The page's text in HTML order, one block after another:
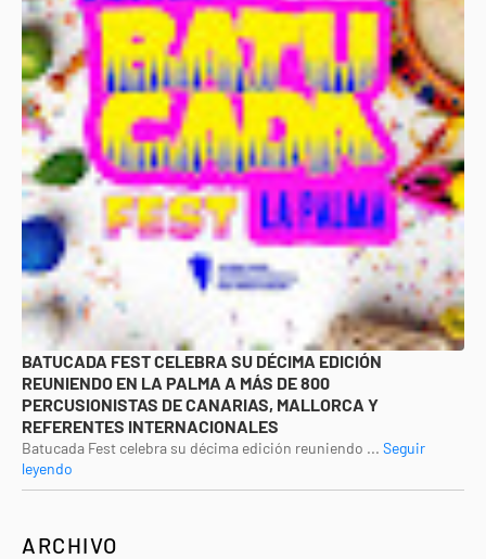
BATUCADA FEST CELEBRA SU DÉCIMA EDICIÓN
REUNIENDO EN LA PALMA A MÁS DE 800
PERCUSIONISTAS DE CANARIAS, MALLORCA Y
REFERENTES INTERNACIONALES
Batucada Fest celebra su décima edición reuniendo ... Seguir
leyendo
ARCHIVO